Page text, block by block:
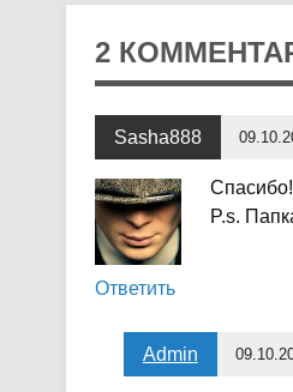
2
Sasha888
Спасибо!
P.s.
Ответить
Admin